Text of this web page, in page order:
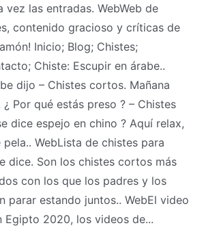
las entradas. WebWeb de
contenido gracioso y críticas de
Inicio; Blog; Chistes;
Chiste: Escupir en árabe..
dijo – Chistes cortos. Mañana
Por qué estás preso ? – Chistes
dice espejo en chino ? Aquí relax,
WebLista de chistes para
dice. Son los chistes cortos más
con los que los padres y los
parar estando juntos.. WebEl video
Egipto 2020, los videos de...